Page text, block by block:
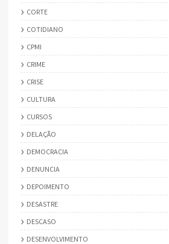
CORTE
COTIDIANO
CPMI
CRIME
CRISE
CULTURA
CURSOS
DELAÇÃO
DEMOCRACIA
DENUNCIA
DEPOIMENTO
DESASTRE
DESCASO
DESENVOLVIMENTO